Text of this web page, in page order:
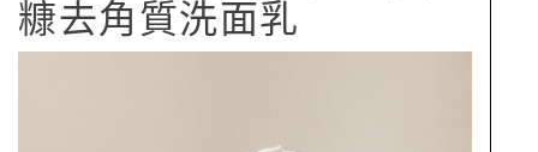
糠去角質洗面乳